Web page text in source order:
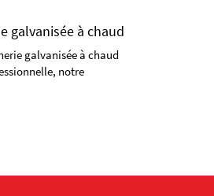
galvanisée à chaud
galvanisée à chaud
notre